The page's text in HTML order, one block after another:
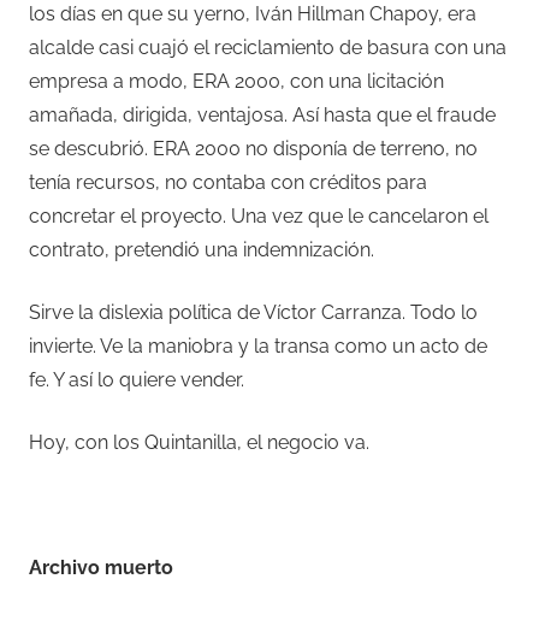
los días en que su yerno, Iván Hillman Chapoy, era
alcalde casi cuajó el reciclamiento de basura con una
empresa a modo, ERA 2000, con una licitación
amañada, dirigida, ventajosa. Así hasta que el fraude
se descubrió. ERA 2000 no disponía de terreno, no
tenía recursos, no contaba con créditos para
concretar el proyecto. Una vez que le cancelaron el
contrato, pretendió una indemnización.
Sirve la dislexia política de Víctor Carranza. Todo lo
invierte. Ve la maniobra y la transa como un acto de
fe. Y así lo quiere vender.
Hoy, con los Quintanilla, el negocio va.
Archivo muerto